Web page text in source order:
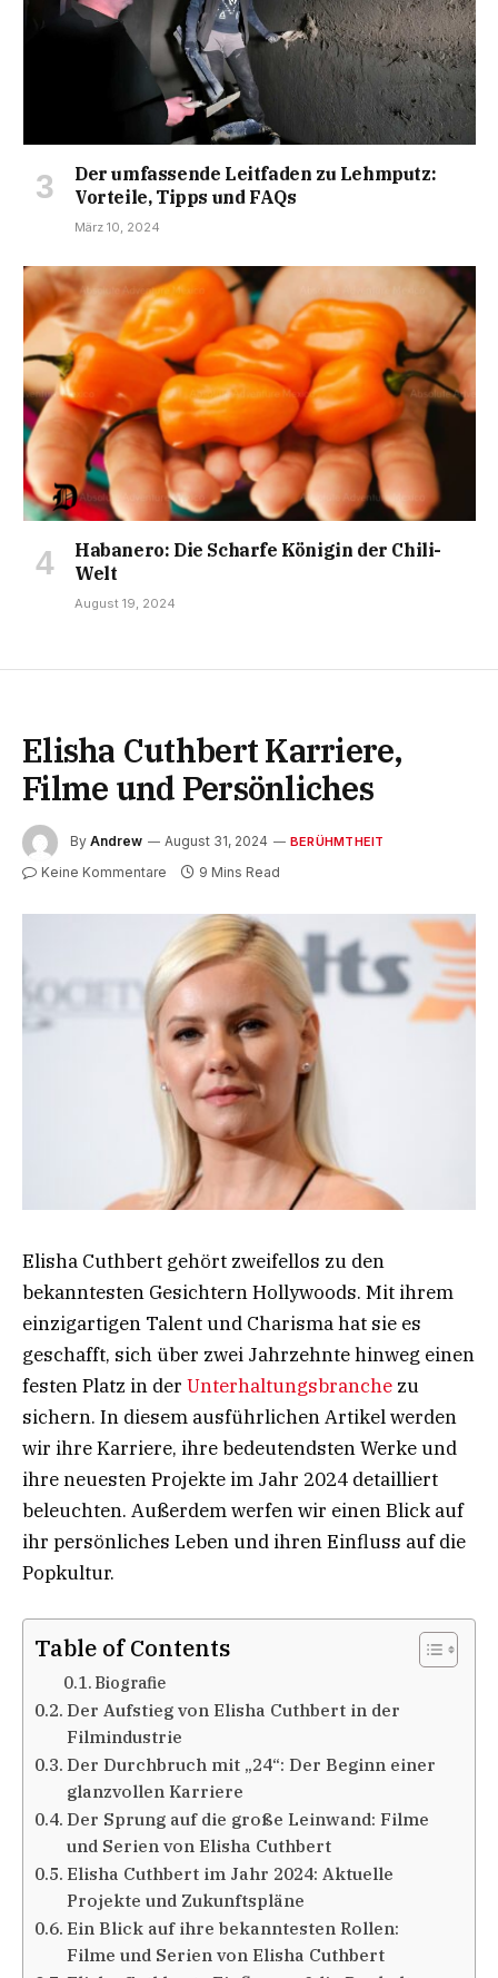
Der umfassende Leitfaden zu Lehmputz:
Vorteile, Tipps und FAQs
März 10, 2024
Habanero: Die Scharfe Königin der Chili-
Welt
August 19, 2024
Elisha Cuthbert Karriere,
Filme und Persönliches
By Andrew August 31, 2024 BERÜHMTHEIT
Keine Kommentare 9 Mins Read
Elisha Cuthbert gehört zweifellos zu den
bekanntesten Gesichtern Hollywoods. Mit ihrem
einzigartigen Talent und Charisma hat sie es
geschafft, sich über zwei Jahrzehnte hinweg einen
festen Platz in der Unterhaltungsbranche zu
sichern. In diesem ausführlichen Artikel werden
wir ihre Karriere, ihre bedeutendsten Werke und
ihre neuesten Projekte im Jahr 2024 detailliert
beleuchten. Außerdem werfen wir einen Blick auf
ihr persönliches Leben und ihren Einfluss auf die
Popkultur.
Table of Contents
Biografie
Der Aufstieg von Elisha Cuthbert in der
Filmindustrie
Der Durchbruch mit „24“: Der Beginn einer
glanzvollen Karriere
Der Sprung auf die große Leinwand: Filme
und Serien von Elisha Cuthbert
Elisha Cuthbert im Jahr 2024: Aktuelle
Projekte und Zukunftspläne
Ein Blick auf ihre bekanntesten Rollen:
Filme und Serien von Elisha Cuthbert